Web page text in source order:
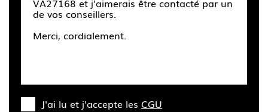
J'ai lu et j'accepte les CGU